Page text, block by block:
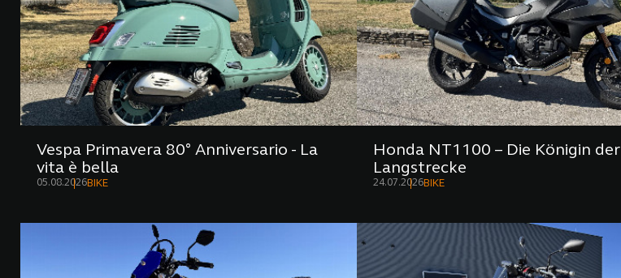
Vespa Primavera 80° Anniversario - La
vita è bella
05.08.2026BIKE
Honda NT1100 – Die Königin der
Langstrecke
24.07.2026BIKE